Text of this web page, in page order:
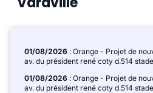
01/08/2026 : Orange - Projet de
av. du président rené coty d.514
01/08/2026 : Orange - Projet de
av. du président rené coty d.514